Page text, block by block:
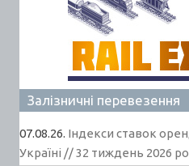
Залізничні перевезення
07.08.26. Індекси ставок
Україні // 32 тиждень 2026